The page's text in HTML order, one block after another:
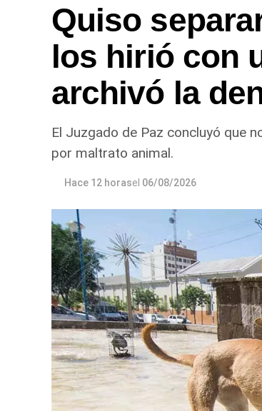
Fiske Menuco, Nuevo,
entregaron nylon, frazadas,
En paralelo, las cuadrillas
distintos sectores de la
República del Líbano; Carlos
Yrigoyen y Mendoza; Yrigoyen
Quiso
los hirió con
archivó la
El Juzgado de Paz concluyó que
por maltrato animal.
Hace 12 horasel 06/08/2026